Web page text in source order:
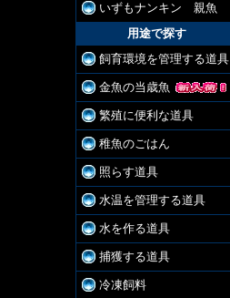
いずもナンキン 親魚
用途で探す
飼育環境を管理する道具
金魚の当歳魚
繁殖に便利な道具
稚魚のごはん
照らす道具
水温を管理する道具
水を作る道具
捕獲する道具
冷凍飼料